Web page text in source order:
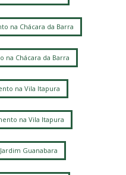
na Chácara da Barra
na Chácara da Barra
na Vila Itapura
na Vila Itapura
Guanabara